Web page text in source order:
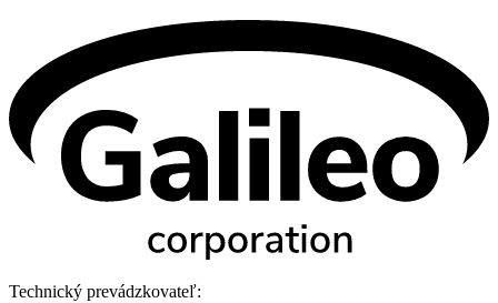
Technický prevádzkovateľ: